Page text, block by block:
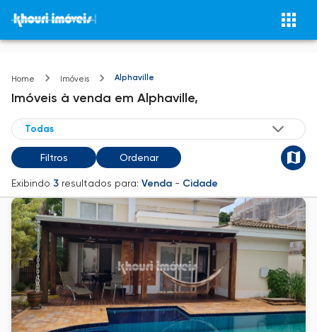
Home Imóveis Alphaville
Imóveis à venda em Alphaville,
Filtros Ordenar
Exibindo 3 resultados para: Venda - Cidade